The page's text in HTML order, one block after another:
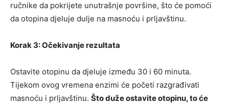
ručnike da pokrijete unutrašnje površine, što će pomoći
da otopina djeluje dulje na masnoću i prljavštinu.
Korak 3: Očekivanje rezultata
Ostavite otopinu da djeluje između 30 i 60 minuta.
Tijekom ovog vremena enzimi će početi razgrađivati
masnoću i prljavštinu. Što duže ostavite otopinu, to će